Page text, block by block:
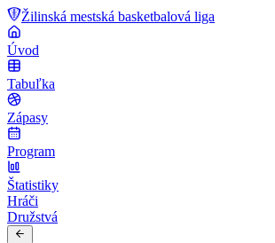
Žilinská mestská basketbalová liga
Úvod
Tabuľka
Zápasy
Program
Štatistiky
Hráči
Družstvá